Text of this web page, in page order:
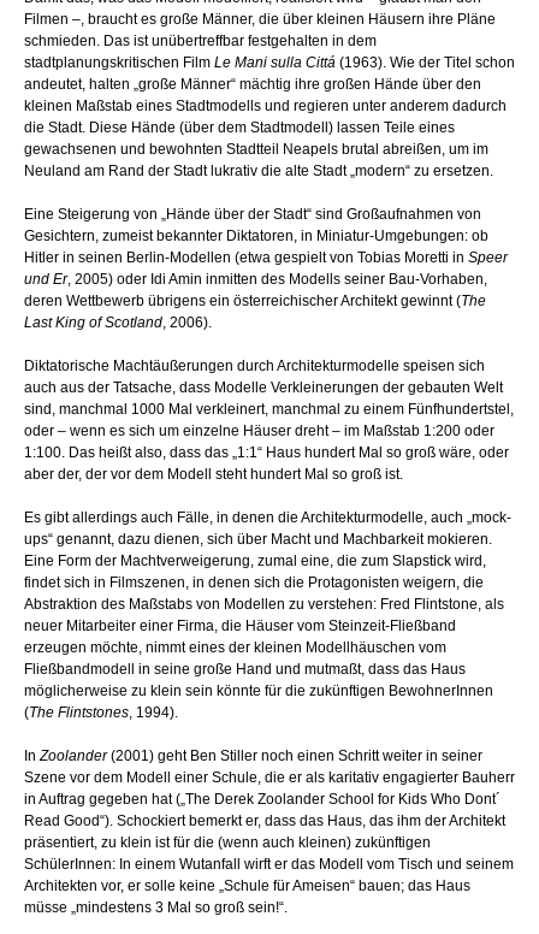
Filmen –, braucht es große Männer, die über kleinen Häusern ihre Pläne
schmieden. Das ist unübertreffbar festgehalten in dem
stadtplanungskritischen Film Le Mani sulla Cittá (1963). Wie der Titel schon
andeutet, halten „große Männer“ mächtig ihre großen Hände über den
kleinen Maßstab eines Stadtmodells und regieren unter anderem dadurch
die Stadt. Diese Hände (über dem Stadtmodell) lassen Teile eines
gewachsenen und bewohnten Stadtteil Neapels brutal abreißen, um im
Neuland am Rand der Stadt lukrativ die alte Stadt „modern“ zu ersetzen.
Eine Steigerung von „Hände über der Stadt“ sind Großaufnahmen von
Gesichtern, zumeist bekannter Diktatoren, in Miniatur-Umgebungen: ob
Hitler in seinen Berlin-Modellen (etwa gespielt von Tobias Moretti in Speer
und Er, 2005) oder Idi Amin inmitten des Modells seiner Bau-Vorhaben,
deren Wettbewerb übrigens ein österreichischer Architekt gewinnt (The
Last King of Scotland, 2006).
Diktatorische Machtäußerungen durch Architekturmodelle speisen sich
auch aus der Tatsache, dass Modelle Verkleinerungen der gebauten Welt
sind, manchmal 1000 Mal verkleinert, manchmal zu einem Fünfhundertstel,
oder – wenn es sich um einzelne Häuser dreht – im Maßstab 1:200 oder
1:100. Das heißt also, dass das „1:1“ Haus hundert Mal so groß wäre, oder
aber der, der vor dem Modell steht hundert Mal so groß ist.
Es gibt allerdings auch Fälle, in denen die Architekturmodelle, auch „mock-
ups“ genannt, dazu dienen, sich über Macht und Machbarkeit mokieren.
Eine Form der Machtverweigerung, zumal eine, die zum Slapstick wird,
findet sich in Filmszenen, in denen sich die Protagonisten weigern, die
Abstraktion des Maßstabs von Modellen zu verstehen: Fred Flintstone, als
neuer Mitarbeiter einer Firma, die Häuser vom Steinzeit-Fließband
erzeugen möchte, nimmt eines der kleinen Modellhäuschen vom
Fließbandmodell in seine große Hand und mutmaßt, dass das Haus
möglicherweise zu klein sein könnte für die zukünftigen BewohnerInnen
(The Flintstones, 1994).
InZoolander(2001) geht Ben Stiller noch einen Schritt weiter in seiner
Szene vor dem Modell einer Schule, die er als karitativ engagierter Bauherr
in Auftrag gegeben hat („The Derek Zoolander School for Kids Who Dont´
Read Good“). Schockiert bemerkt er, dass das Haus, das ihm der Architekt
präsentiert, zu klein ist für die (wenn auch kleinen) zukünftigen
SchülerInnen: In einem Wutanfall wirft er das Modell vom Tisch und seinem
Architekten vor, er solle keine „Schule für Ameisen“ bauen; das Haus
müsse „mindestens 3 Mal so groß sein!“.